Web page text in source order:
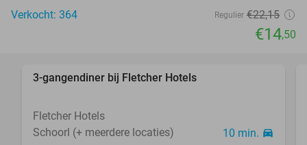
Verkocht: 364 Regulier €22,15
€14,50
favorite_border
3-gangendiner bij Fletcher Hotels
Fletcher Hotels
Schoorl (+ meerdere locaties)
10 min. directions_car